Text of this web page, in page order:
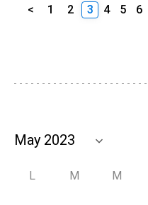
< 1 2 3 4 5 6
L M M